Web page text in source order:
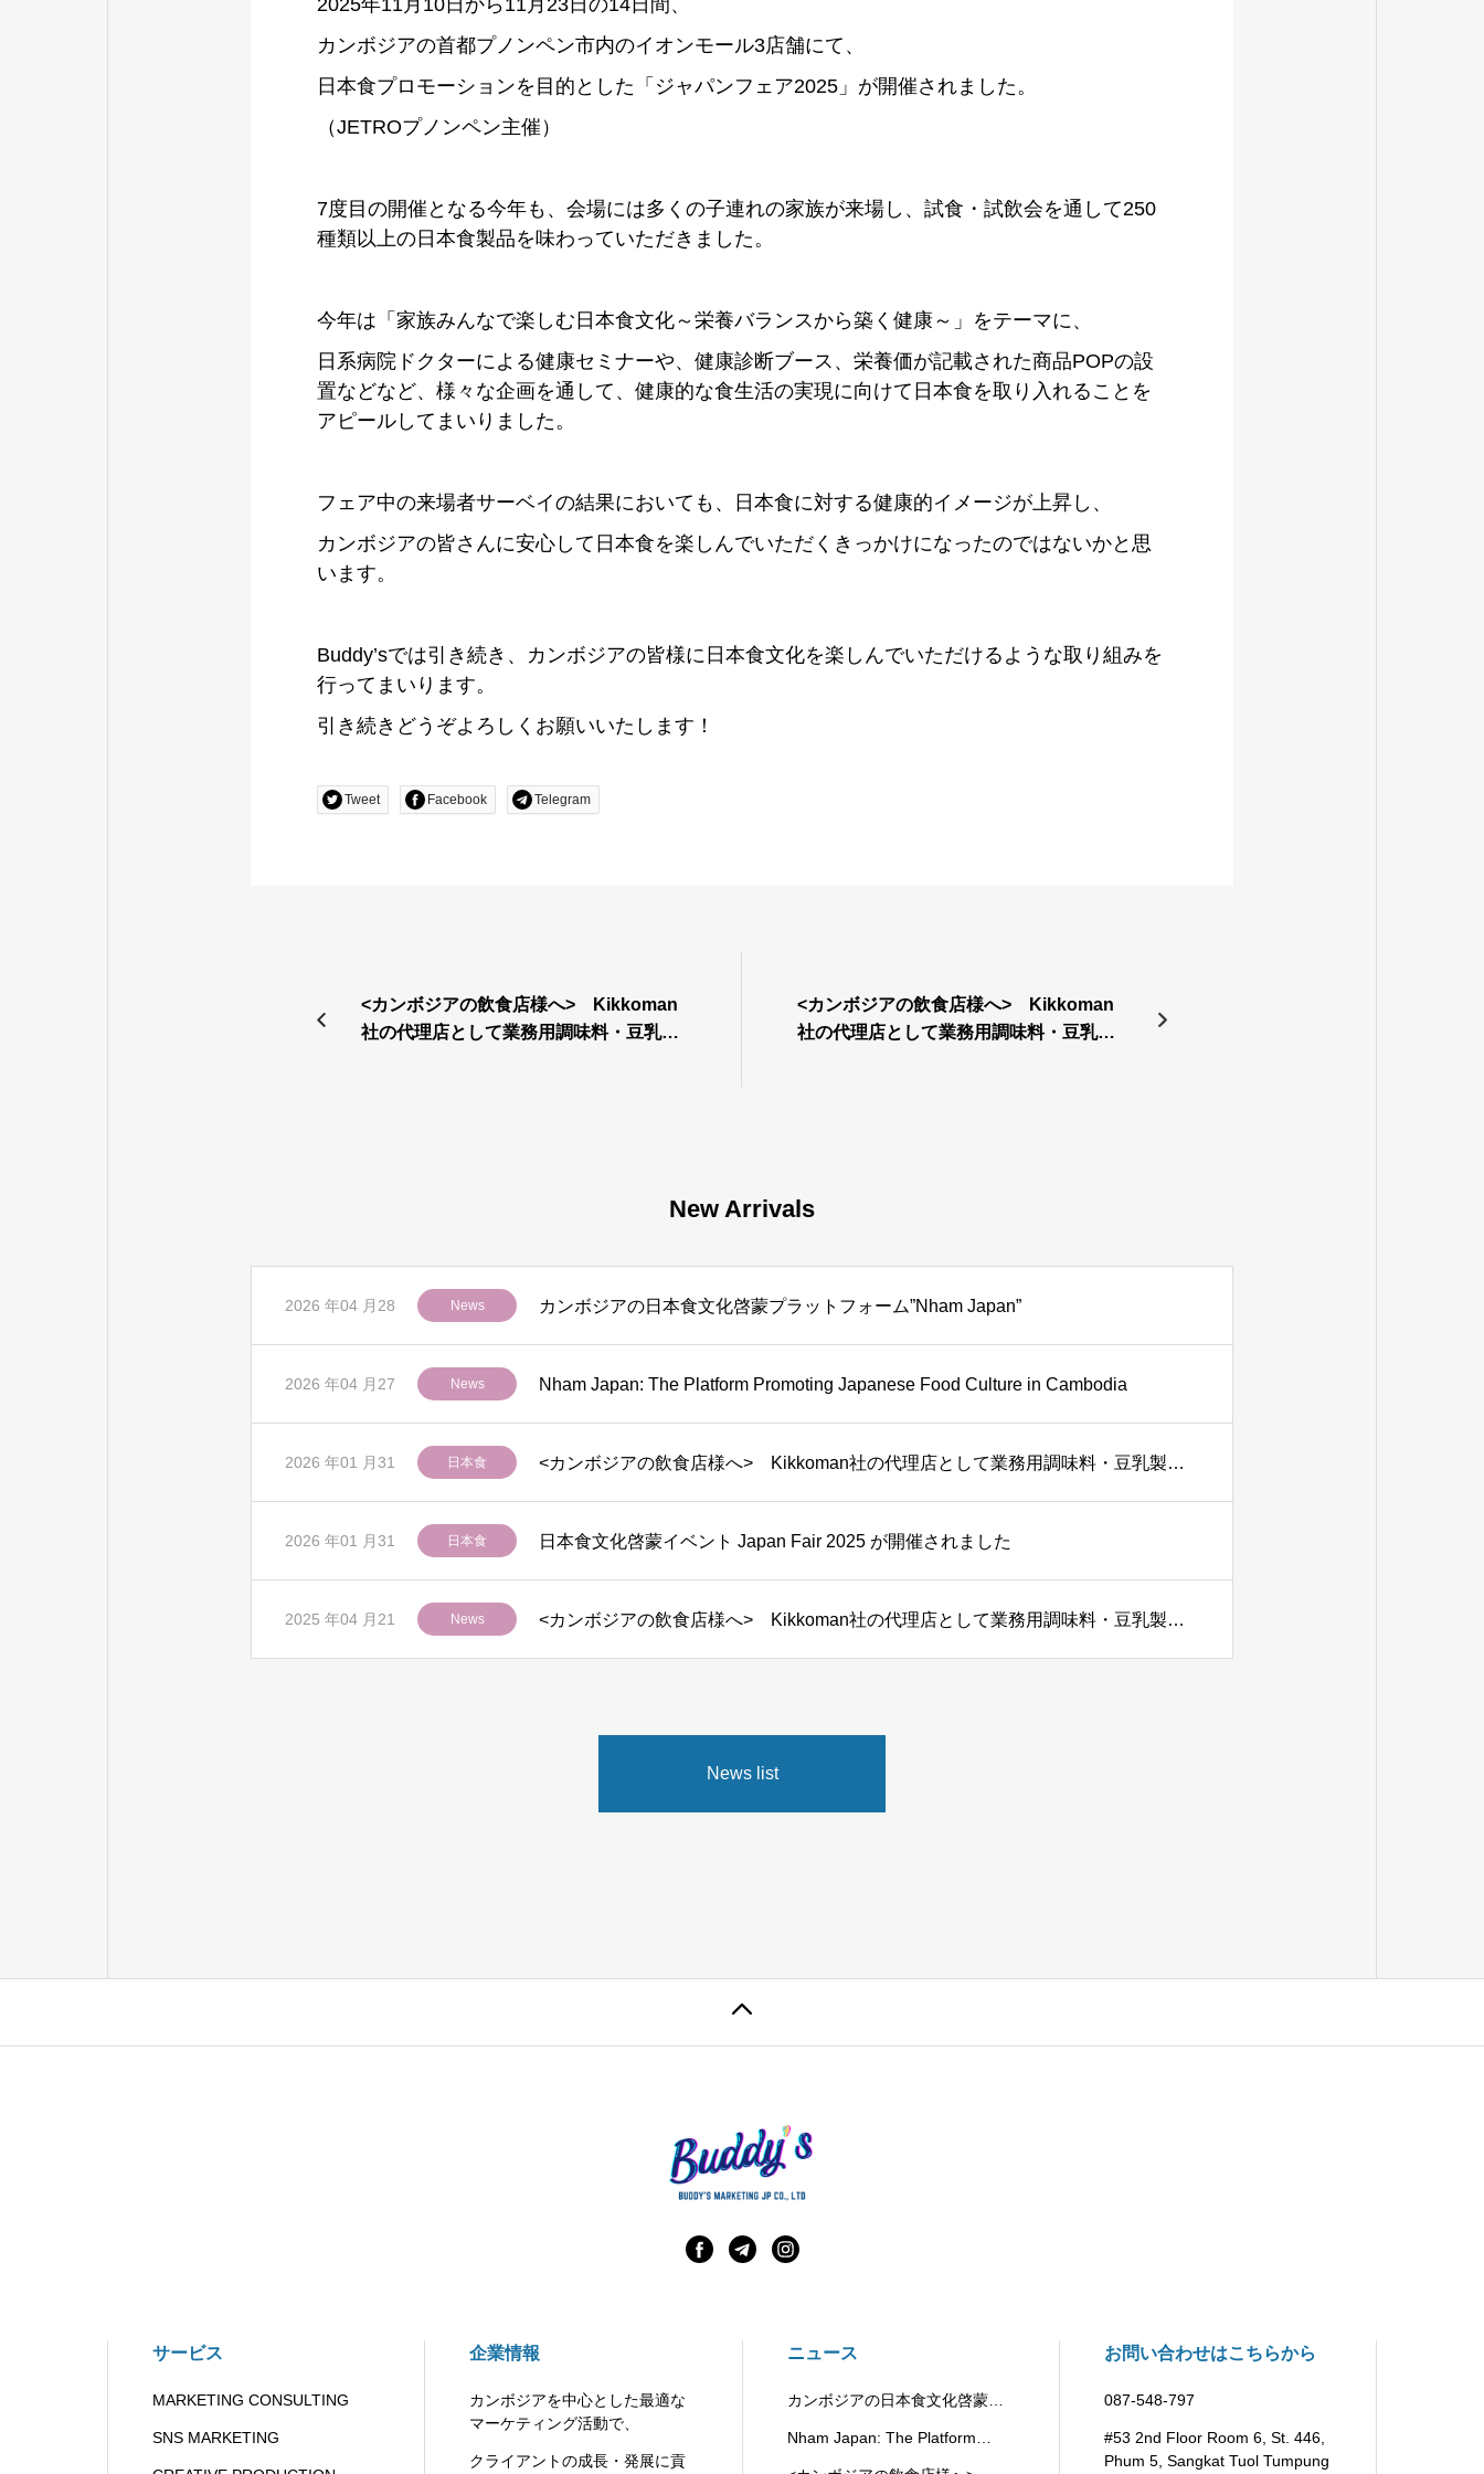
2025年11月10日から11月23日の14日間、
カンボジアの首都プノンペン市内のイオンモール3店舗にて、
日本食プロモーションを目的とした「ジャパンフェア2025」が開催されました。
（JETROプノンペン主催）
7度目の開催となる今年も、会場には多くの子連れの家族が来場し、試食・試飲会を通して250
種類以上の日本食製品を味わっていただきました。
今年は「家族みんなで楽しむ日本食文化～栄養バランスから築く健康～」をテーマに、
日系病院ドクターによる健康セミナーや、健康診断ブース、栄養価が記載された商品POPの設
置などなど、様々な企画を通して、健康的な食生活の実現に向けて日本食を取り入れることを
アピールしてまいりました。
フェア中の来場者サーベイの結果においても、日本食に対する健康的イメージが上昇し、
カンボジアの皆さんに安心して日本食を楽しんでいただくきっかけになったのではないかと思
います。
Buddy’sでは引き続き、カンボジアの皆様に日本食文化を楽しんでいただけるような取り組みを
行ってまいります。
引き続きどうぞよろしくお願いいたします！
Tweet Facebook Telegram
<カンボジアの飲食店様へ> Kikkoman
社の代理店として業務用調味料・豆乳製
<カンボジアの飲食店様へ> Kikkoman
社の代理店として業務用調味料・豆乳製
New Arrivals
2026 年04 月28 News カンボジアの日本食文化啓蒙プラットフォーム”Nham Japan”
2026 年04 月27 News Nham Japan: The Platform Promoting Japanese Food Culture in Cambodia
2026 年01 月31 日本食 <カンボジアの飲食店様へ> Kikkoman社の代理店として業務用調味料・豆乳製品の提供を開始いたしました。
2026 年01 月31 日本食 日本食文化啓蒙イベント Japan Fair 2025 が開催されました
2025 年04 月21 News <カンボジアの飲食店様へ> Kikkoman社の代理店として業務用調味料・豆乳製品の提供を開始いたしました。
News list
サービス
MARKETING CONSULTING
SNS MARKETING
企業情報
カンボジアを中心とした最適な
マーケティング活動で、
クライアントの成長・発展に貢
ニュース
カンボジアの日本食文化啓蒙プ
Nham Japan: The Platform
お問い合わせはこちらから
087-548-797
#53 2nd Floor Room 6, St. 446,
Phum 5, Sangkat Tuol Tumpung